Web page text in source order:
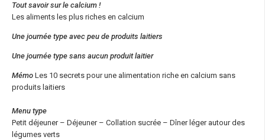
Tout savoir sur le calcium !
Les aliments les plus riches en calcium
Une journée type avec peu de produits laitiers
Une journée type sans aucun produit laitier
MémoLes 10 secrets pour une alimentation riche en calcium sans
produits laitiers
Menu type
Petit déjeuner – Déjeuner – Collation sucrée – Dîner léger autour des
légumes verts